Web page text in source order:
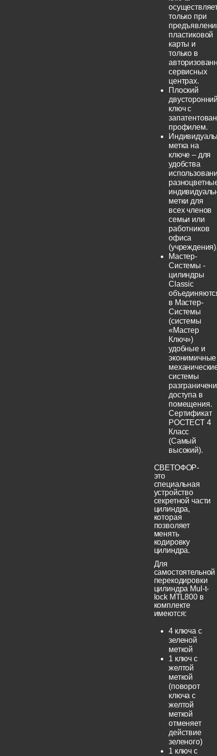
только при
пластиковой
карты и
только в
сервисных
центрах.
Плоский
ключ с
профилем.
метка на
ключе – для
удобства
метки для
всех членов
семьи или
работников
офиса
Мастер-
Системы -
цилиндры
Classic
в Мастер-
Системы
(системы
«Мастер
Ключ»)
удобные и
эконимичные
системы
доступа в
помещения.
Сертификат
РОСТЕСТ 4
Класс
(Самый
высокий).
СВЕТОФОР-
это
специальная
устройство
секретной части
цилиндра,
которая
позволяет
менять
кодировку
цилиндра.
Для
самостоятельной
перекодировки
цилиндра Mul-t-
lock MTL800 в
комплекте
имеются:
4 ключа с
зеленой
меткой
1 ключ с
желтой
меткой
(поворот
ключа с
желтой
меткой
отменяет
действие
зеленого)
1 ключ с